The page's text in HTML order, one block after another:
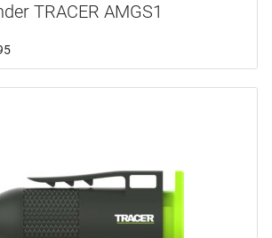
TRACER AMGS1